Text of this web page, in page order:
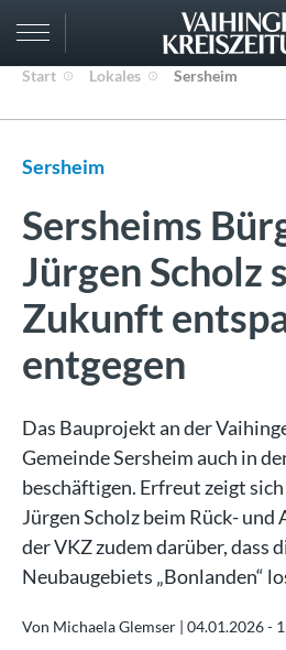
Start Lokales Sersheim
Sersheim
Sersheims
Jürgen Scholz
Zukunft
entgegen
Das Bauprojekt an der
Gemeinde Sersheim auch in
beschäftigen. Erfreut zeigt
Jürgen Scholz beim Rück-
der VKZ zudem darüber, dass
Neubaugebiets „Bonlanden“
Von Michaela Glemser | 04.01.2026 -